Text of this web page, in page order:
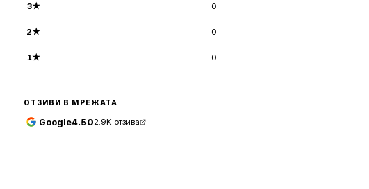
3★ 0
2★ 0
1★ 0
ОТЗИВИ В МРЕЖАТА
Google4.502.9K отзива